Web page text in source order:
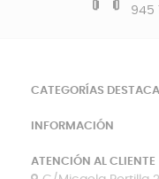
945
CATEGORÍAS
INFORMACIÓN
ATENCIÓN AL CLIENTE